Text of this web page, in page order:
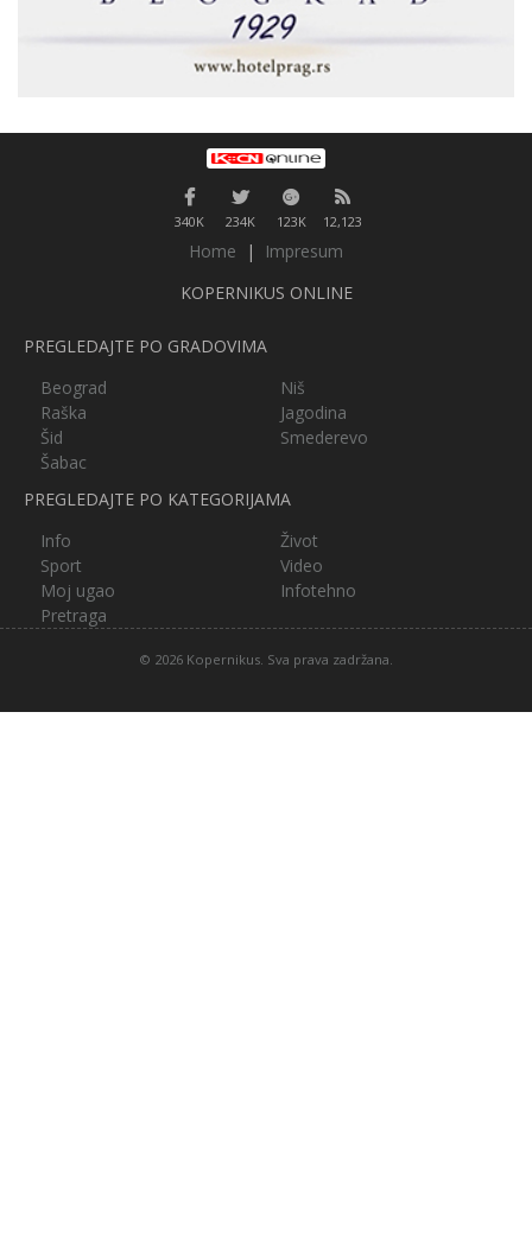
340K 234K 123K 12,123
Home |
Impresum
KOPERNIKUS ONLINE
PREGLEDAJTE PO GRADOVIMA
Beograd
Niš
Raška
Jagodina
Šid
Smederevo
Šabac
PREGLEDAJTE PO KATEGORIJAMA
Info
Život
Sport
Video
Moj ugao
Infotehno
Pretraga
© 2026 Kopernikus. Sva prava zadržana.